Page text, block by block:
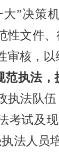
大”决策
性文件
审核，
范执法，
执法队伍
考试及
法人员